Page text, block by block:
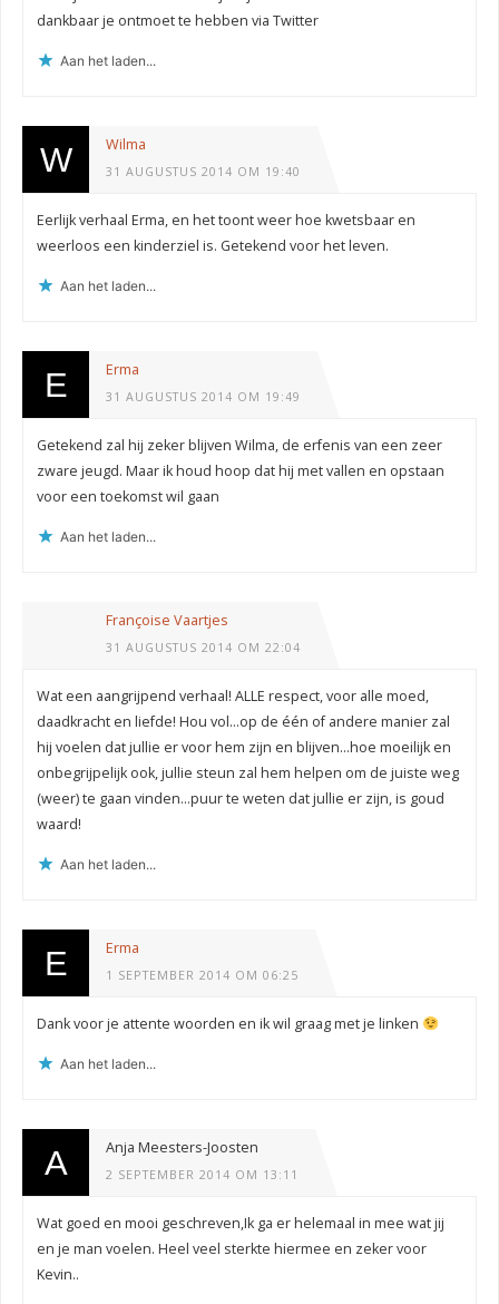
dankbaar je ontmoet te hebben via Twitter
Aan het laden...
Wilma
31 AUGUSTUS 2014 OM 19:40
Eerlijk verhaal Erma, en het toont weer hoe kwetsbaar en
weerloos een kinderziel is. Getekend voor het leven.
Aan het laden...
Erma
31 AUGUSTUS 2014 OM 19:49
Getekend zal hij zeker blijven Wilma, de erfenis van een zeer
zware jeugd. Maar ik houd hoop dat hij met vallen en opstaan
voor een toekomst wil gaan
Aan het laden...
Françoise Vaartjes
31 AUGUSTUS 2014 OM 22:04
Wat een aangrijpend verhaal! ALLE respect, voor alle moed,
daadkracht en liefde! Hou vol…op de één of andere manier zal
hij voelen dat jullie er voor hem zijn en blijven…hoe moeilijk en
onbegrijpelijk ook, jullie steun zal hem helpen om de juiste weg
(weer) te gaan vinden…puur te weten dat jullie er zijn, is goud
waard!
Aan het laden...
Erma
1 SEPTEMBER 2014 OM 06:25
Dank voor je attente woorden en ik wil graag met je linken
Aan het laden...
Anja Meesters-Joosten
2 SEPTEMBER 2014 OM 13:11
Wat goed en mooi geschreven,Ik ga er helemaal in mee wat jij
en je man voelen. Heel veel sterkte hiermee en zeker voor
Kevin..